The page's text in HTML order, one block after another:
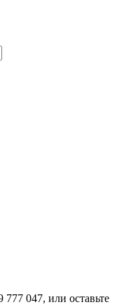
047, или оставьте